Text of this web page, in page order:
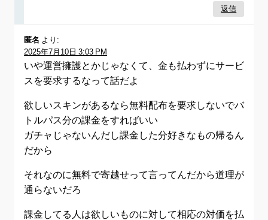
返信
匿名 より:
2025年7月10日 3:03 PM
いや運営擁護とかじゃなくて、金も払わずにサービ
スを要求するなって話だよ
欲しいスキンがあるなら無料配布を要求しないでバ
トルパス分の課金をすればいい
ガチャじゃないんだし課金した分好きなもの帰るん
だから
それなのに無料で寄越せって言ってんだから道理が
通らないだろ
課金してる人は欲しいものに対して相応の対価を払